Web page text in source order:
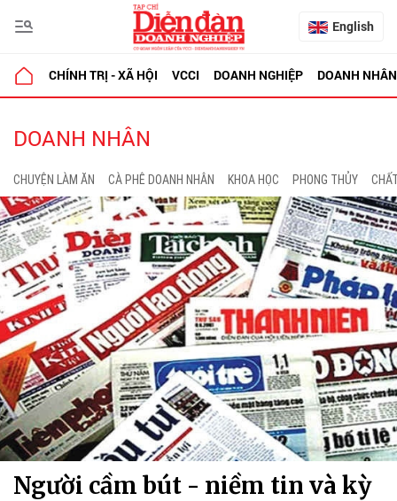
English
CHÍNH TRỊ - XÃ HỘI VCCI DOANH NGHIỆP DOANH NHÂN
DOANH NHÂN
CHUYỆN LÀM ĂN CÀ PHÊ DOANH NHÂN KHOA HỌC PHONG THỦY
Người cầm bút - niềm tin và kỳ